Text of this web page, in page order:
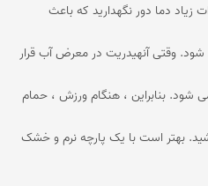
زیاد دما دور نگهدارید که باعث
وقتی آنهیدریت در معرض آب قرار
شود. بنابراین ، هنگام ورزش ، حمام
بهتر است با یک پارچه نرم و خشک